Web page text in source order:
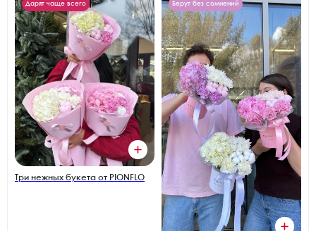
Дарят чаще всего
Три нежных букета от PIONFLO
Берут без сомнений